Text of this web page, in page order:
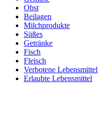
Obst
Beilagen
Milchprodukte
Süßes
Getränke
Fisch
Fleisch
Verbotene Lebensmittel
Erlaubte Lebensmittel